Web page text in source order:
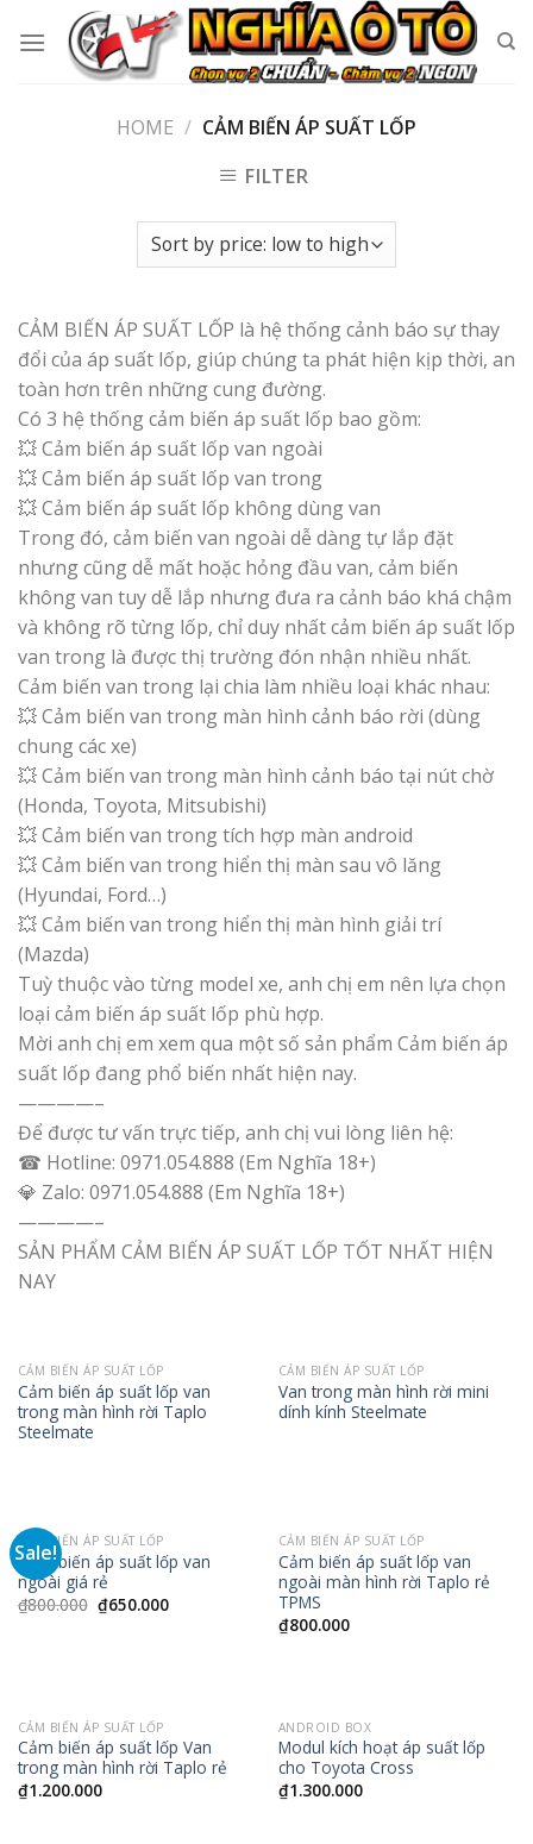
HOME / CẢM BIẾN ÁP SUẤT LỐP
FILTER
CẢM BIẾN ÁP SUẤT LỐP là hệ thống cảnh báo sự thay
đổi của áp suất lốp, giúp chúng ta phát hiện kịp thời, an
toàn hơn trên những cung đường.
Có 3 hệ thống cảm biến áp suất lốp bao gồm:
💥 Cảm biến áp suất lốp van ngoài
💥 Cảm biến áp suất lốp van trong
💥 Cảm biến áp suất lốp không dùng van
Trong đó, cảm biến van ngoài dễ dàng tự lắp đặt
nhưng cũng dễ mất hoặc hỏng đầu van, cảm biến
không van tuy dễ lắp nhưng đưa ra cảnh báo khá chậm
và không rõ từng lốp, chỉ duy nhất cảm biến áp suất lốp
van trong là được thị trường đón nhận nhiều nhất.
Cảm biến van trong lại chia làm nhiều loại khác nhau:
💥 Cảm biến van trong màn hình cảnh báo rời (dùng
chung các xe)
💥 Cảm biến van trong màn hình cảnh báo tại nút chờ
(Honda, Toyota, Mitsubishi)
💥 Cảm biến van trong tích hợp màn android
💥 Cảm biến van trong hiển thị màn sau vô lăng
(Hyundai, Ford…)
💥 Cảm biến van trong hiển thị màn hình giải trí
(Mazda)
Tuỳ thuộc vào từng model xe, anh chị em nên lựa chọn
loại cảm biến áp suất lốp phù hợp.
Mời anh chị em xem qua một số sản phẩm Cảm biến áp
suất lốp đang phổ biến nhất hiện nay.
————–
Để được tư vấn trực tiếp, anh chị vui lòng liên hệ:
☎ Hotline: 0971.054.888 (Em Nghĩa 18+)
💎 Zalo: 0971.054.888 (Em Nghĩa 18+)
————–
SẢN PHẨM CẢM BIẾN ÁP SUẤT LỐP TỐT NHẤT HIỆN
NAY
CẢM BIẾN ÁP SUẤT LỐP
Cảm biến áp suất lốp van
trong màn hình rời Taplo
Steelmate
CẢM BIẾN ÁP SUẤT LỐP
Van trong màn hình rời mini
dính kính Steelmate
Sale!
CẢM BIẾN ÁP SUẤT LỐP
Cảm biến áp suất lốp van
ngoài giá rẻ
₫800.000 ₫650.000
CẢM BIẾN ÁP SUẤT LỐP
Cảm biến áp suất lốp van
ngoài màn hình rời Taplo rẻ
TPMS
₫800.000
CẢM BIẾN ÁP SUẤT LỐP
Cảm biến áp suất lốp Van
trong màn hình rời Taplo rẻ
₫1.200.000
ANDROID BOX
Modul kích hoạt áp suất lốp
cho Toyota Cross
₫1.300.000